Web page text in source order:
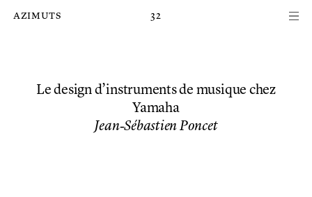
azimuts 32
Le design d’instruments de musique chez
Yamaha
Jean‑Sébastien Poncet